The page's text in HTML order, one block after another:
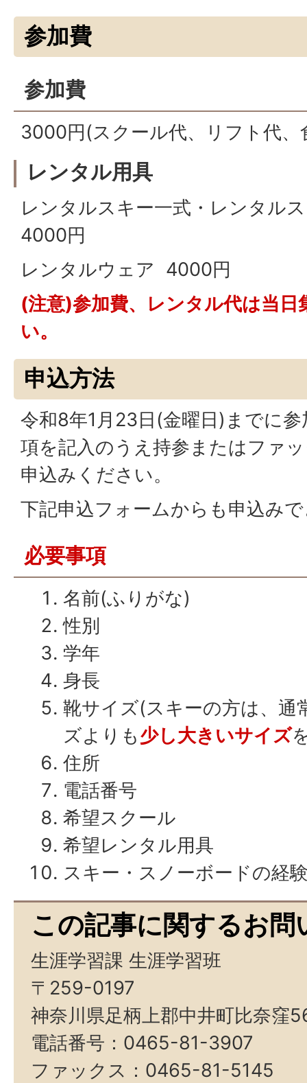
参加費
参加費
3000円(スクール代、リフト代、
レンタル用具
レンタルスキー一式・レンタル
4000円
レンタルウェア 4000円
(注意)参加費、レンタル代は当日
い。
申込方法
令和8年1月23日(金曜日)までに
項を記入のうえ持参またはファ
申込みください。
下記申込フォームからも申込み
必要事項
名前(ふりがな)
性別
学年
身長
靴サイズ(スキーの方は、通
ズよりも少し大きいサイズ
住所
電話番号
希望スクール
希望レンタル用具
スキー・スノーボードの経
この記事に関するお問
生涯学習課 生涯学習班
〒259-0197
神奈川県足柄上郡中井町比奈窪
電話番号：0465-81-3907
ファックス：0465-81-5145